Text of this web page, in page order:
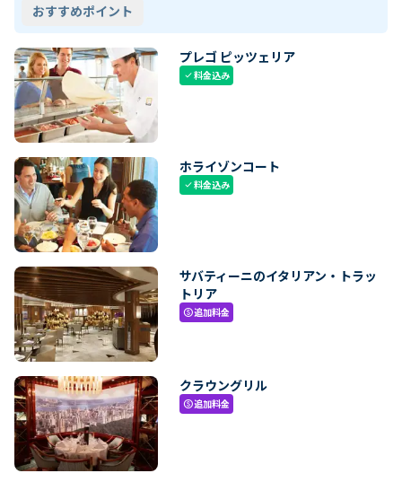
おすすめポイント
プレゴ ピッツェリア
check料金込み
ホライゾンコート
check料金込み
サバティーニのイタリアン・トラッ
トリア
paid追加料金
クラウングリル
paid追加料金